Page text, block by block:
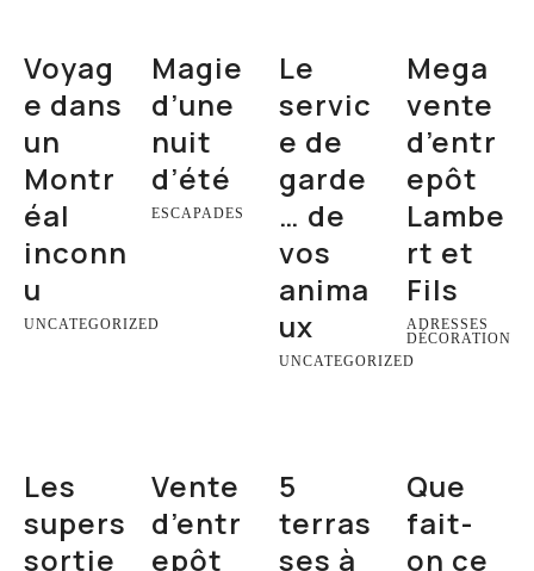
Voyag
e dans
un
Montr
éal
inconn
u
UNCATEGORIZED
Magie
d’une
nuit
d’été
ESCAPADES
Le
servic
e de
garde
… de
vos
anima
ux
UNCATEGORIZED
Mega
vente
d’entr
epôt
Lambe
rt et
Fils
ADRESSES
DÉCORATION
Les
supers
sortie
Vente
d’entr
epôt
5
terras
ses à
Que
fait-
on ce